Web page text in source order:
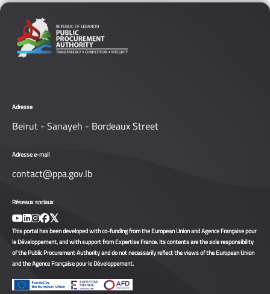
Adresse
Beirut - Sanayeh - Bordeaux Street
Adresse e-mail
contact@ppa.gov.lb
Réseaux sociaux
This portal has been developed with co-funding from the European Union and Agence Française pour
le Développement, and with support from Expertise France. Its contents are the sole responsibility
of the Public Procurement Authority and do not necessarily reflect the views of the European Union
and the Agence Française pour le Développement.